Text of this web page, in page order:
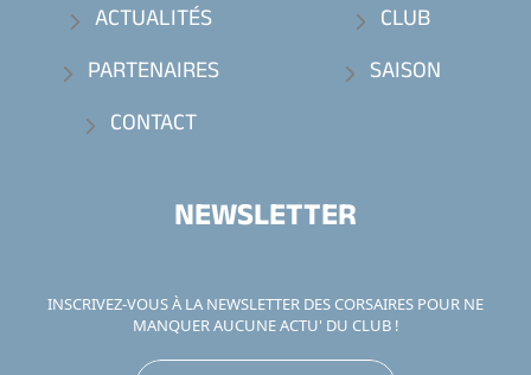
ACTUALITÉS
CLUB
PARTENAIRES
SAISON
CONTACT
NEWSLETTER
INSCRIVEZ-VOUS À LA NEWSLETTER DES CORSAIRES POUR NE
MANQUER AUCUNE ACTU' DU CLUB !